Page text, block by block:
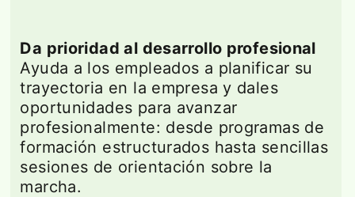
Da prioridad al desarrollo profesional
Ayuda a los empleados a planificar su
trayectoria en la empresa y dales
oportunidades para avanzar
profesionalmente: desde programas de
formación estructurados hasta sencillas
sesiones de orientación sobre la
marcha.